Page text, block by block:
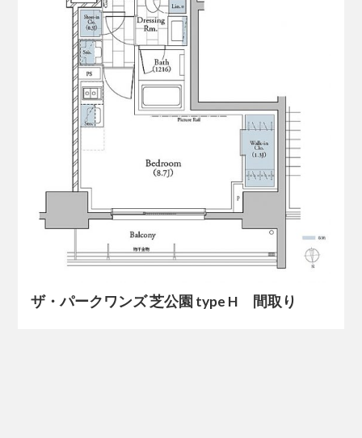
ザ・パークワンズ 芝公園 type H 間取り